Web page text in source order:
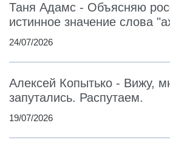
Таня Адамс - Объясняю
истинное значение слова
24/07/2026
Алексей Копытько - Вижу,
запутались. Распутаем.
19/07/2026